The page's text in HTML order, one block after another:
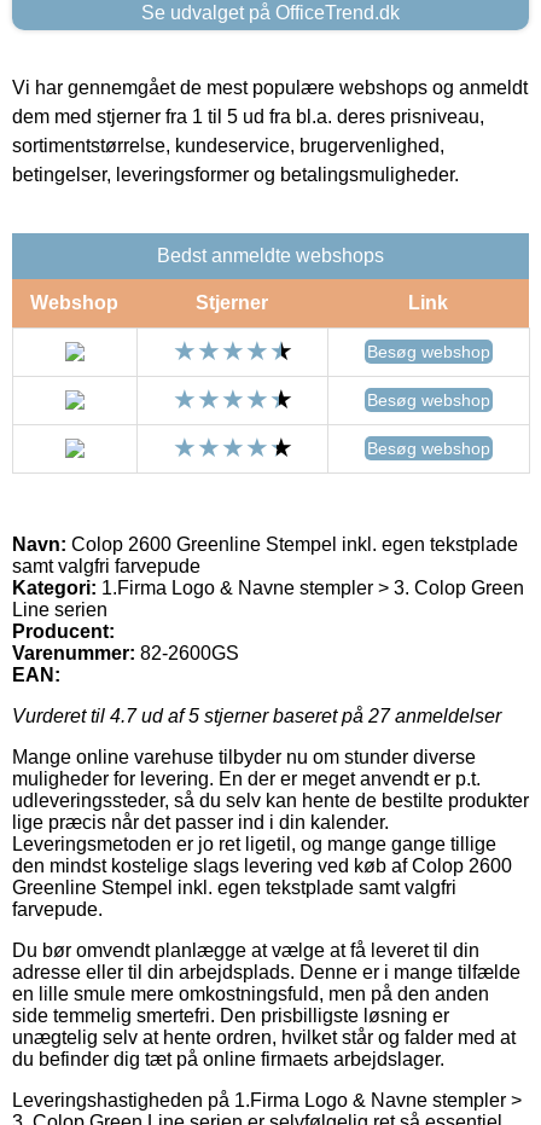
Se udvalget på OfficeTrend.dk
Vi har gennemgået de mest populære webshops og anmeldt
dem med stjerner fra 1 til 5 ud fra bl.a. deres prisniveau,
sortimentstørrelse, kundeservice, brugervenlighed,
betingelser, leveringsformer og betalingsmuligheder.
Bedst anmeldte webshops
Webshop Stjerner Link
Besøg webshop
Besøg webshop
Besøg webshop
Navn: Colop 2600 Greenline Stempel inkl. egen tekstplade
samt valgfri farvepude
Kategori: 1.Firma Logo & Navne stempler > 3. Colop Green
Line serien
Producent:
Varenummer: 82-2600GS
EAN:
Vurderet til 4.7ud af 5 stjerner baseret på 27anmeldelser
Mange online varehuse tilbyder nu om stunder diverse
muligheder for levering. En der er meget anvendt er p.t.
udleveringssteder, så du selv kan hente de bestilte produkter
lige præcis når det passer ind i din kalender.
Leveringsmetoden er jo ret ligetil, og mange gange tillige
den mindst kostelige slags levering ved køb af Colop 2600
Greenline Stempel inkl. egen tekstplade samt valgfri
farvepude.
Du bør omvendt planlægge at vælge at få leveret til din
adresse eller til din arbejdsplads. Denne er i mange tilfælde
en lille smule mere omkostningsfuld, men på den anden
side temmelig smertefri. Den prisbilligste løsning er
unægtelig selv at hente ordren, hvilket står og falder med at
du befinder dig tæt på online firmaets arbejdslager.
Leveringshastigheden på 1.Firma Logo & Navne stempler >